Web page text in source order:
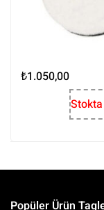
₺1.050,00
Popüler Ürün